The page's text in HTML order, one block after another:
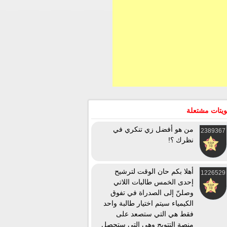
مشتعلة
2389367
من هو أفضل زي تنكري في
نظرك ؟!
1226529
أهلا بكم حان الوقت لترشيح
إحدى الخمس طالبات اللاتي
وصلنّ إلى الصدراة في تفوق
الكيمياء سيتم اختيار طالبة واحد
فقط هي التي ستصعد على
منصة التتويج وهي التي ستحصل